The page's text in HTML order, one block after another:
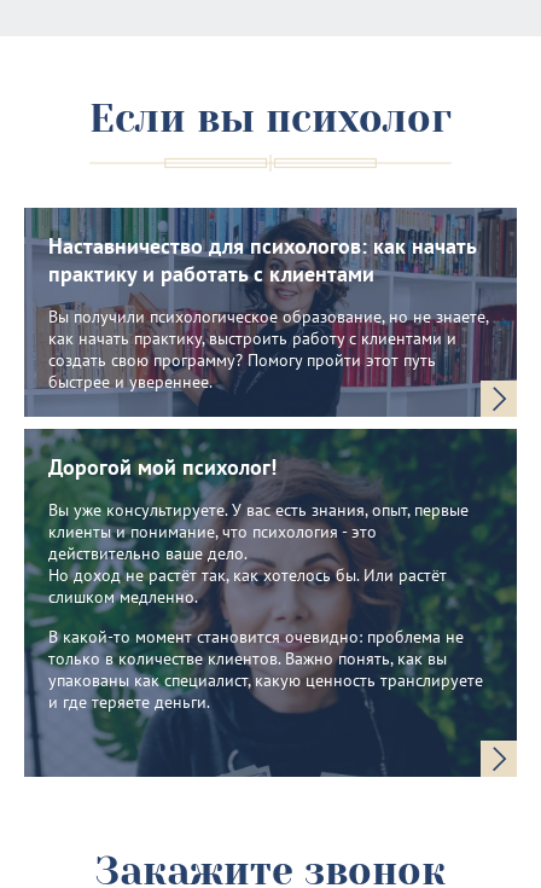
Если вы психолог
Наставничество для психологов: как начать
практику и работать с клиентами
Вы получили психологическое образование, но не знаете,
как начать практику, выстроить работу с клиентами и
создать свою программу? Помогу пройти этот путь
быстрее и увереннее.
Дорогой мой психолог!
Вы уже консультируете. У вас есть знания, опыт, первые
клиенты и понимание, что психология - это
действительно ваше дело.
Но доход не растёт так, как хотелось бы. Или растёт
слишком медленно.
В какой-то момент становится очевидно: проблема не
только в количестве клиентов. Важно понять, как вы
упакованы как специалист, какую ценность транслируете
и где теряете деньги.
Закажите звонок